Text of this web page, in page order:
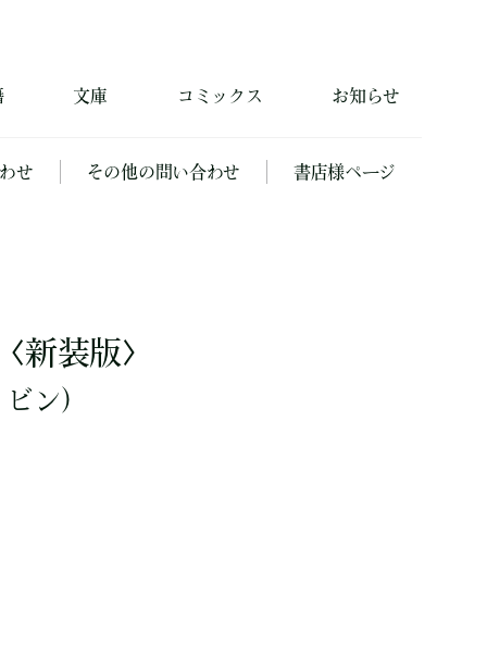
文庫 コミックス お知らせ
せ その他の問い合わせ 書店様ページ
装版〉
ン）